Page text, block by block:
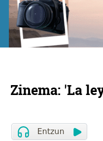
Zinema: 'La